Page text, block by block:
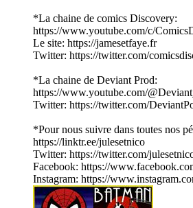
*La chaine de comics Discovery:
https://www.youtube.com/c/
Le site: https://jamesetfaye.fr
Twitter: https://twitter.com/
*La chaine de Deviant Prod:
https://www.youtube.com/
Twitter: https://twitter.com/
*Pour nous suivre dans toutes nos
https://linktr.ee/julesetnico
Twitter: https://twitter.com/
Facebook: https://
Instagram: https://